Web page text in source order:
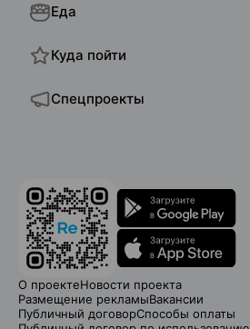
Еда
Куда пойти
Спецпроекты
О проектеНовости проекта
Размещение рекламыВакансии
Публичный договорСпособы оплаты